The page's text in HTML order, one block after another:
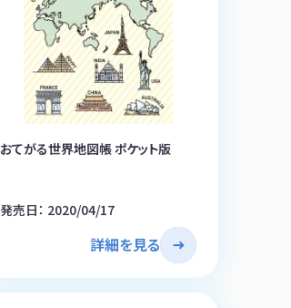
おてがる世界地図帳 ポケット版
発売日： 2020/04/17
詳細を見る